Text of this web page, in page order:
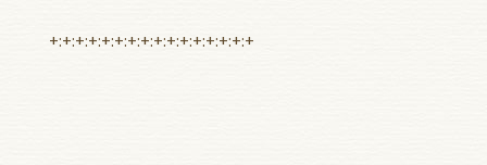
+:+:+:+:+:+:+:+:+:+:+:+:+:+:+:+